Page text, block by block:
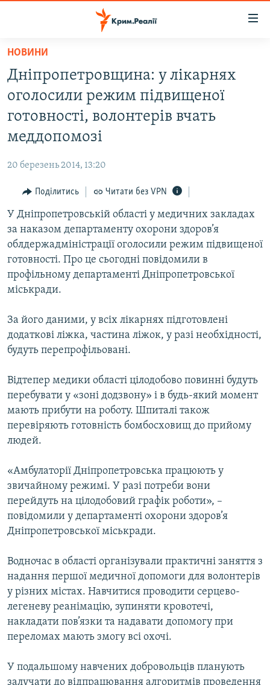
Перейти
основного
матеріалу
до
основної
Перейти
пошуку
ВОДА.КРИМ
ВІДЕО ТА ФОТО
ПОГЛЯД
ІНТЕРВ'Ю
ВСЕ ЗА ДЕНЬ
СПЕЦПРОЕКТИ
ДЕПОРТАЦІЯ
ВІДЕОУРОКИ «ELIFBE»
УКРАЇНСЬКА ПРОБЛЕМА КРИМУ
ІНФОГРАФІКА
ЯК ОБІЙТИ БЛОКУВАННЯ
Русский
Qırımtatar
ДОЛУЧАЙСЯ!
Усі сайти RFE/RL
НОВИНИ
Дніпропетровщина: у лікарнях
оголосили режим підвищеної
готовності, волонтерів вчать
меддопомозі
20 березень 2014, 13:20
Поділитись Читати без VPN
У Дніпропетровській області у медичних закладах
за наказом департаменту охорони здоров’я
облдержадміністрації оголосили режим підвищеної
готовності. Про це сьогодні повідомили в
профільному департаменті Дніпропетровської
міськради.
За його даними, у всіх лікарнях підготовлені
додаткові ліжка, частина ліжок, у разі необхідності,
будуть перепрофільовані.
Відтепер медики області цілодобово повинні будуть
перебувати у «зоні додзвону» і в будь-який момент
мають прибути на роботу. Шпиталі також
перевіряють готовність бомбосховищ до прийому
людей.
«Амбулаторії Дніпропетровська працюють у
звичайному режимі. У разі потреби вони
перейдуть на цілодобовий графік роботи», –
повідомили у департаменті охорони здоров’я
Дніпропетровської міськради.
Водночас в області організували практичні заняття з
надання першої медичної допомоги для волонтерів
у різних містах. Навчитися проводити серцево-
легеневу реанімацію, зупиняти кровотечі,
накладати пов’язки та надавати допомогу при
переломах мають змогу всі охочі.
У подальшому навчених добровольців планують
залучати до відпрацювання алгоритмів проведення